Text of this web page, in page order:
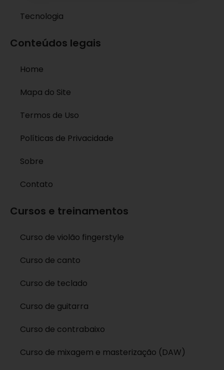
Tecnologia
Conteúdos legais
Home
Mapa do Site
Termos de Uso
Políticas de Privacidade
Sobre
Contato
Cursos e treinamentos
Curso de violão fingerstyle
Curso de canto
Curso de teclado
Curso de guitarra
Curso de contrabaixo
Curso de mixagem e masterização (DAW)